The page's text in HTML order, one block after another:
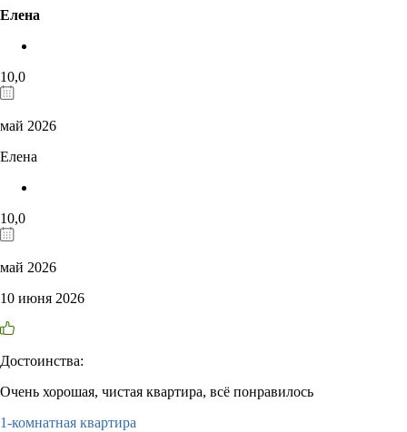
Елена
10,0
май 2026
Елена
10,0
май 2026
10 июня 2026
Достоинства:
Очень хорошая, чистая квартира, всё понравилось
1-комнатная квартира